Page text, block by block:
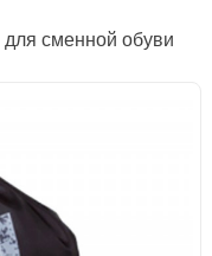
сменной обуви